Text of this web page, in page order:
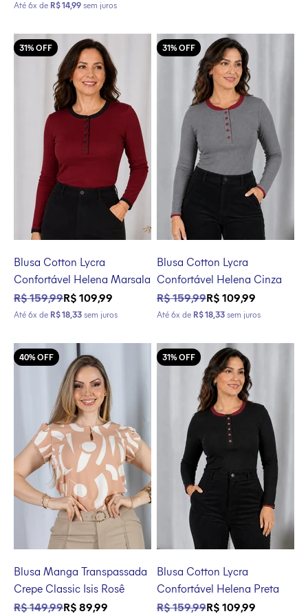
Até 6x de R$ 14,99 sem juros
31% OFF
Blusa Cotton Lycra
Confortável Helena Marsala
Preço normal
R$ 159,99Preço promocional
R$ 109,99
Até 6x de R$ 18,33 sem juros
31% OFF
Blusa Cotton Lycra
Confortável Helena Cinza
Preço normal
R$ 159,99Preço promocional
R$ 109,99
Até 6x de R$ 18,33 sem juros
40% OFF
Blusa Manga Transpassada
Crepe Classic Isis Rosê
Preço normal
R$ 149,99Preço promocional
R$ 89,99
31% OFF
Blusa Cotton Lycra
Confortável Helena Preta
Preço normal
R$ 159,99Preço promocional
R$ 109,99